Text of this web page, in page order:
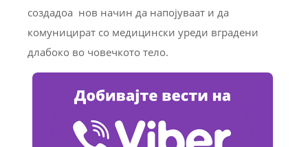
создадоа нов начин да напојуваат и да
комуницират со медицински уреди вградени
длабоко во човечкото тело.